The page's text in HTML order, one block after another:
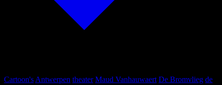
Cartoon's Antwerpen theater Maud Vanhauwaert De Bromvlieg de